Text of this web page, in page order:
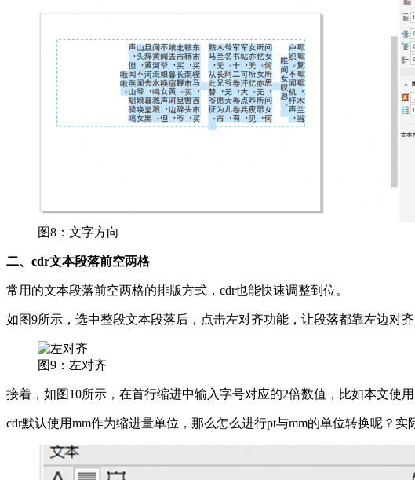
图8：文字方向
二、cdr文本段落前空两格
常用的文本段落前空两格的排版方式，cdr也能快速调整到位。
如图9所示，选中整段文本段落后，点击左对齐功能，让段落都靠左边对齐
图9：左对齐
接着，如图10所示，在首行缩进中输入字号对应的2倍数值，比如本文使
cdr默认使用mm作为缩进量单位，那么怎么进行pt与mm的单位转换呢？实